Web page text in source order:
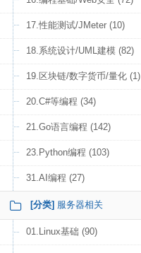
17.性能测试/JMeter (10)
18.系统设计/UML建模 (82)
19.区块链/数字货币/量化 (1)
20.C#等编程 (34)
21.Go语言编程 (142)
23.Python编程 (103)
31.AI编程 (27)
[分类] 服务器相关
01.Linux基础 (90)